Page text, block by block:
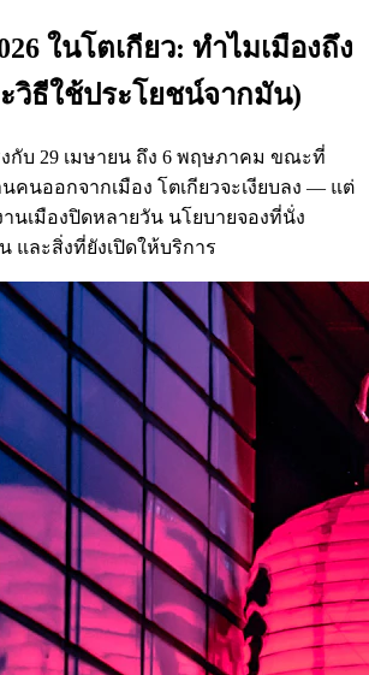
ในโตเกียว: ทำไมเมืองถึง
วิธีใช้ประโยชน์จากมัน)
งกับ 29 เมษายน ถึง 6 พฤษภาคม ขณะที่
คนออกจากเมือง โตเกียวจะเงียบลง — แต่
นเมืองปิดหลายวัน นโยบายจองที่นั่ง
และสิ่งที่ยังเปิดให้บริการ